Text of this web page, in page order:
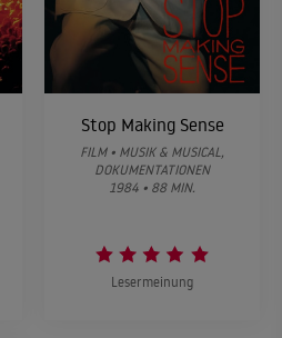
Stop Making Sense
FILM • MUSIK & MUSICAL,
DOKUMENTATIONEN
1984 • 88 MIN.
Lesermeinung